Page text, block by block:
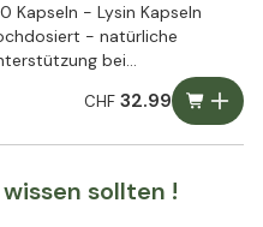
Kapseln - Lysin Kapseln
- natürliche
bei
CHF32.99
sollten !